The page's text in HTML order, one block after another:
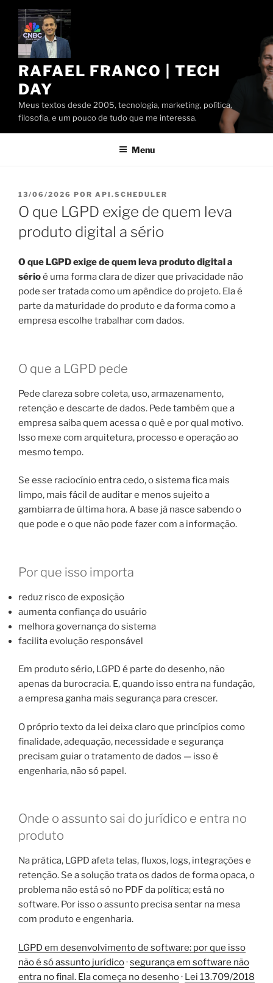
Pular
conteúdo
RAFAEL FRANCO | TECH
DAY
Meus textos desde 2005, tecnologia, marketing, política,
filosofia, e um pouco de tudo que me interessa.
Menu
PUBLICADO
EM
13/06/2026 POR API.SCHEDULER
O que LGPD exige de quem leva
produto digital a sério
O que LGPD exige de quem leva produto digital a
sérioé uma forma clara de dizer que privacidade não
pode ser tratada como um apêndice do projeto. Ela é
parte da maturidade do produto e da forma como a
empresa escolhe trabalhar com dados.
O que a LGPD pede
Pede clareza sobre coleta, uso, armazenamento,
retenção e descarte de dados. Pede também que a
empresa saiba quem acessa o quê e por qual motivo.
Isso mexe com arquitetura, processo e operação ao
mesmo tempo.
Se esse raciocínio entra cedo, o sistema fica mais
limpo, mais fácil de auditar e menos sujeito a
gambiarra de última hora. A base já nasce sabendo o
que pode e o que não pode fazer com a informação.
Por que isso importa
reduz risco de exposição
aumenta confiança do usuário
melhora governança do sistema
facilita evolução responsável
Em produto sério, LGPD é parte do desenho, não
apenas da burocracia. E, quando isso entra na fundação,
a empresa ganha mais segurança para crescer.
O próprio texto da lei deixa claro que princípios como
finalidade, adequação, necessidade e segurança
precisam guiar o tratamento de dados — isso é
engenharia, não só papel.
Onde o assunto sai do jurídico e entra no
produto
Na prática, LGPD afeta telas, fluxos, logs, integrações e
retenção. Se a solução trata os dados de forma opaca, o
problema não está só no PDF da política; está no
software. Por isso o assunto precisa sentar na mesa
com produto e engenharia.
LGPD em desenvolvimento de software: por que isso
não é só assunto jurídico·segurança em software não
entra no final. Ela começa no desenho· Lei 13.709/2018